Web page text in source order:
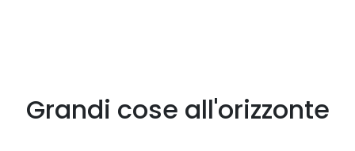
Grandi cose all'orizzonte